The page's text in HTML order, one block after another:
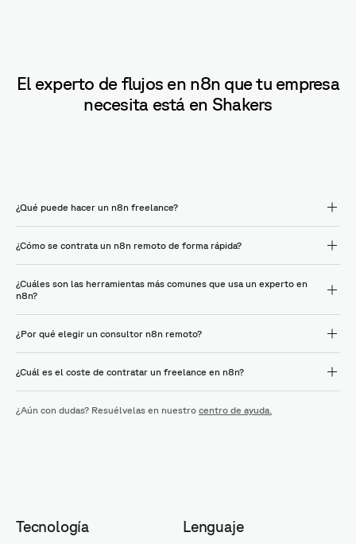
El experto de flujos en n8n que tu empresa
necesita está en Shakers
¿Qué puede hacer un n8n freelance?
¿Cómo se contrata un n8n remoto de forma rápida?
¿Cuáles son las herramientas más comunes que usa un experto en
n8n?
¿Por qué elegir un consultor n8n remoto?
¿Cuál es el coste de contratar un freelance en n8n?
¿Aún con dudas? Resuélvelas en nuestro centro de ayuda.
Tecnología Lenguaje